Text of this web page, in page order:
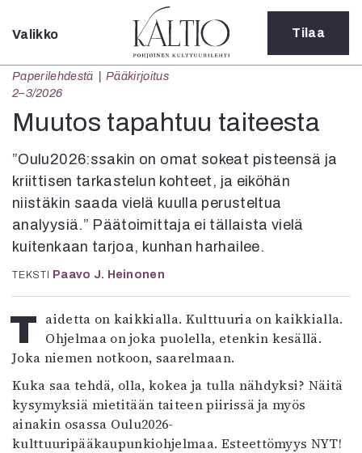
Sulje
Verkkoartikkeli
Teatteri
Tanssi
Tanssi
Sarjakuva
Sámegillii
Pääkirjoitus
Paperilehdestä
Oulu2026
Musiikki
Levyt
Kuvataide
In English
Esitystaide
Arkisto
Valikko Tilaa
Paperilehdestä
Pääkirjoitus
2–3/2026
Muutos tapahtuu taiteesta
”Oulu2026:ssakin on omat sokeat pisteensä ja
kriittisen tarkastelun kohteet, ja eiköhän
niistäkin saada vielä kuulla perusteltua
analyysiä.” Päätoimittaja ei tällaista vielä
kuitenkaan tarjoa, kunhan harhailee.
TEKSTI Paavo J. Heinonen
Taidetta on kaikkialla. Kulttuuria on kaikkialla. Ohjelmaa on joka puolella, etenkin kesällä.
Joka niemen notkoon, saarelmaan.
Kuka saa tehdä, olla, kokea ja tulla nähdyksi? Näitä
kysymyksiä mietitään taiteen piirissä ja myös
ainakin osassa Oulu2026-
kulttuuripääkaupunkiohjelmaa. Esteettömyys NYT!